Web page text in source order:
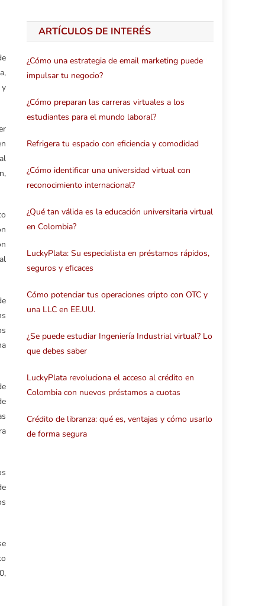
ARTÍCULOS DE INTERÉS
¿Cómo una estrategia de email marketing puede
impulsar tu negocio?
¿Cómo preparan las carreras virtuales a los
estudiantes para el mundo laboral?
Refrigera tu espacio con eficiencia y comodidad
¿Cómo identificar una universidad virtual con
reconocimiento internacional?
¿Qué tan válida es la educación universitaria virtual
en Colombia?
LuckyPlata: Su especialista en préstamos rápidos,
seguros y eficaces
Cómo potenciar tus operaciones cripto con OTC y
una LLC en EE.UU.
¿Se puede estudiar Ingeniería Industrial virtual? Lo
que debes saber
LuckyPlata revoluciona el acceso al crédito en
Colombia con nuevos préstamos a cuotas
Crédito de libranza: qué es, ventajas y cómo usarlo
de forma segura